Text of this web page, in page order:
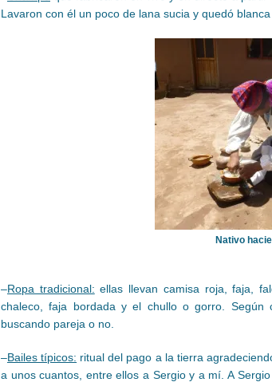
Lavaron con él un poco de lana sucia y quedó
Nativo
–Ropa tradicional: ellas llevan camisa roja, faja,
chaleco, faja bordada y el chullo o gorro.
buscando pareja o no.
–Bailes típicos: ritual del pago a la tierra
a unos cuantos, entre ellos a Sergio y a mí. A